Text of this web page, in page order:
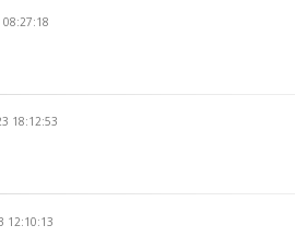
08:27:18
18:12:53
12:10:13